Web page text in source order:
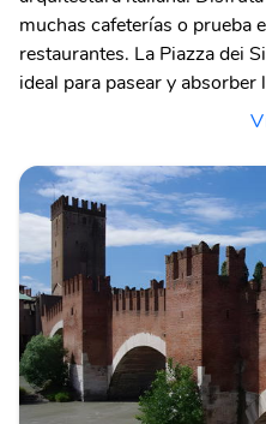
muchas cafeterías o prueba
restaurantes. La Piazza dei
ideal para pasear y